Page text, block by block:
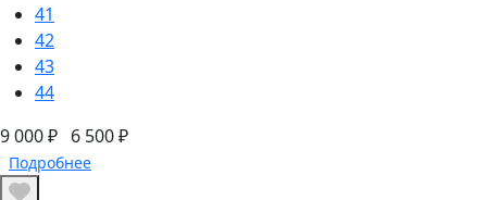
41
42
43
44
9 000 ₽ 6 500 ₽
Подробнее